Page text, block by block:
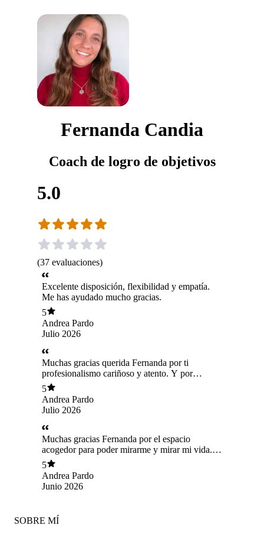
Fernanda Candia
Coach de logro de objetivos
5.0
(37 evaluaciones)
Excelente disposición, flexibilidad y empatía.
Me has ayudado mucho gracias.
5
Andrea Pardo
Julio 2026
Muchas gracias querida Fernanda por ti
profesionalismo cariñoso y atento. Y por
acompañarme en este camino que ha sido con
altos y bajos y tú has estado ahí presente con ti
guía. Muchas gracias.
5
Andrea Pardo
Julio 2026
Muchas gracias Fernanda por el espacio
acogedor para poder mirarme y mirar mi vida.
Gracias por tus reflexiones y tu
acompañamiento
5
Andrea Pardo
Junio 2026
SOBRE MÍ